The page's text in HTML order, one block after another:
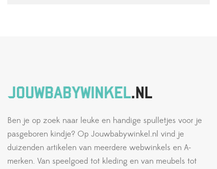
Ben je op zoek naar leuke en handige spulletjes voor je
pasgeboren kindje? Op Jouwbabywinkel.nl vind je
duizenden artikelen van meerdere webwinkels en A-
merken. Van speelgoed tot kleding en van meubels tot